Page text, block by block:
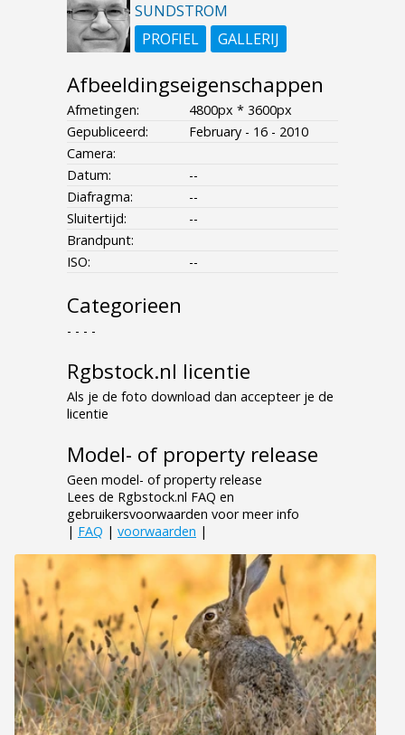
SUNDSTROM
PROFIEL
GALLERIJ
Afbeeldingseigenschappen
Afmetingen:
4800px * 3600px
Gepubliceerd:
February - 16 - 2010
Camera:
Datum:
--
Diafragma:
--
Sluitertijd:
--
Brandpunt:
ISO:
--
Categorieen
- - - -
Rgbstock.nl licentie
Als je de foto download dan accepteer je de
licentie
Model- of property release
Geen model- of property release
Lees de Rgbstock.nl FAQ en
gebruikersvoorwaarden voor meer info
| FAQ | voorwaarden |